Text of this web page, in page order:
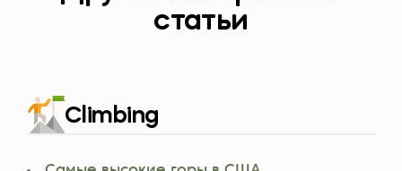
статьи
Climbing